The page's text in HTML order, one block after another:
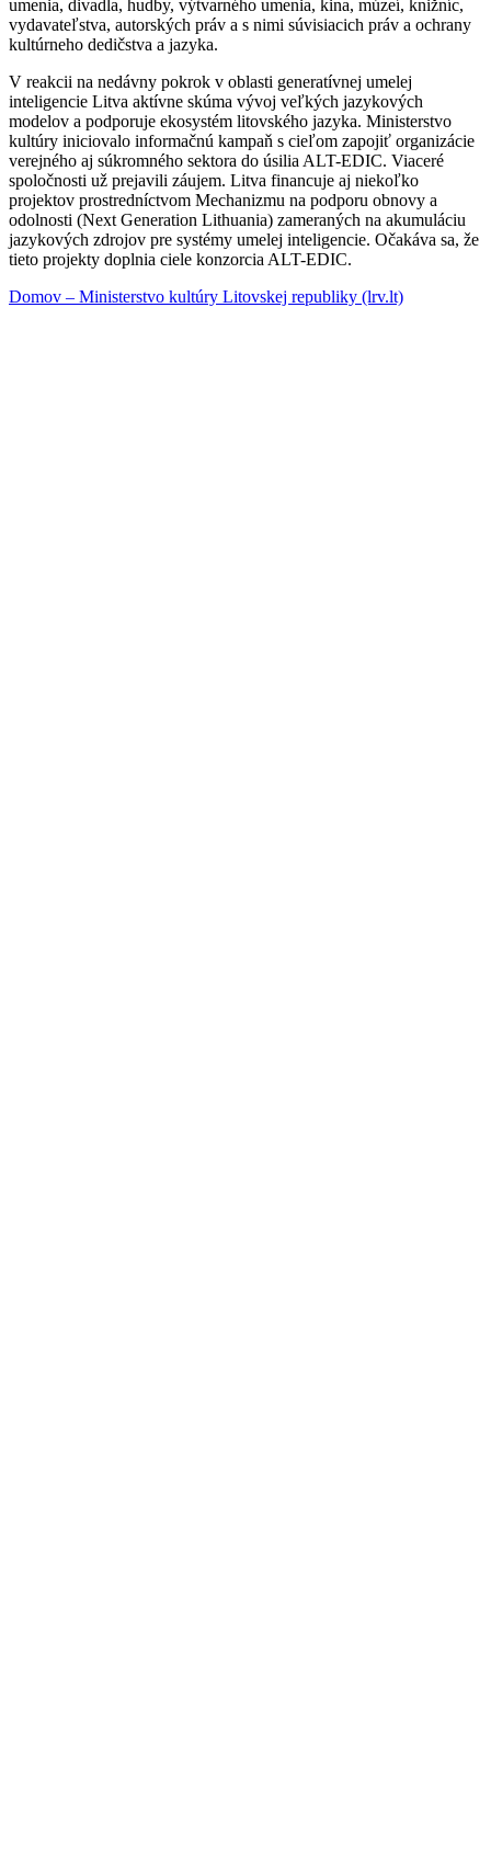
umenia, divadla, hudby, výtvarného umenia, kina, múzeí, knižníc,
vydavateľstva, autorských práv a s nimi súvisiacich práv a ochrany
kultúrneho dedičstva a jazyka.
V reakcii na nedávny pokrok v oblasti generatívnej umelej
inteligencie Litva aktívne skúma vývoj veľkých jazykových
modelov a podporuje ekosystém litovského jazyka. Ministerstvo
kultúry iniciovalo informačnú kampaň s cieľom zapojiť organizácie
verejného aj súkromného sektora do úsilia ALT-EDIC. Viaceré
spoločnosti už prejavili záujem. Litva financuje aj niekoľko
projektov prostredníctvom Mechanizmu na podporu obnovy a
odolnosti (Next Generation Lithuania) zameraných na akumuláciu
jazykových zdrojov pre systémy umelej inteligencie. Očakáva sa, že
tieto projekty doplnia ciele konzorcia ALT-EDIC.
Domov – Ministerstvo kultúry Litovskej republiky (lrv.lt)